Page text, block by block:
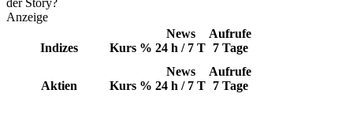
der Story?
Anzeige
Indizes Kurs %
News
24 h / 7 T
Aufrufe
7 Tage
Aktien Kurs %
News
24 h / 7 T
Aufrufe
7 Tage